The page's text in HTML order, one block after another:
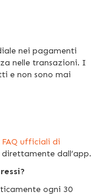
nei pagamenti
nelle transazioni. I
e non sono mai
FAQ ufficiali di
dall’app.
ogni 30